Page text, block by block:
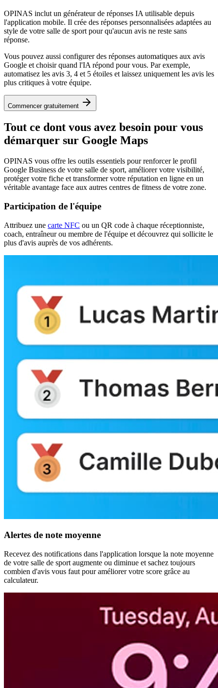
OPINAS inclut un générateur de réponses IA utilisable depuis
l'application mobile. Il crée des réponses personnalisées adaptées au
style de votre salle de sport pour qu'aucun avis ne reste sans
réponse.
Vous pouvez aussi configurer des réponses automatiques aux avis
Google et choisir quand l'IA répond pour vous. Par exemple,
automatisez les avis 3, 4 et 5 étoiles et laissez uniquement les avis les
plus critiques à votre équipe.
Commencer gratuitement
Tout ce dont vous avez besoin pour vous
démarquer sur Google Maps
OPINAS vous offre les outils essentiels pour renforcer le profil
Google Business de votre salle de sport, améliorer votre visibilité,
protéger votre fiche et transformer votre réputation en ligne en un
véritable avantage face aux autres centres de fitness de votre zone.
Participation de l'équipe
Attribuez une carte NFC ou un QR code à chaque réceptionniste,
coach, entraîneur ou membre de l'équipe et découvrez qui sollicite le
plus d'avis auprès de vos adhérents.
Alertes de note moyenne
Recevez des notifications dans l'application lorsque la note moyenne
de votre salle de sport augmente ou diminue et sachez toujours
combien d'avis vous faut pour améliorer votre score grâce au
calculateur.